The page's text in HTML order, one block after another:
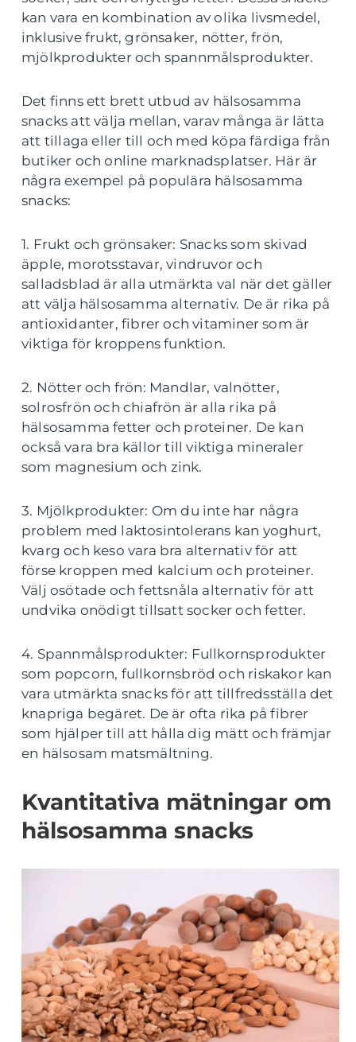
kan vara en kombination av olika livsmedel,
inklusive frukt, grönsaker, nötter, frön,
mjölkprodukter och spannmålsprodukter.
Det finns ett brett utbud av hälsosamma
snacks att välja mellan, varav många är lätta
att tillaga eller till och med köpa färdiga från
butiker och online marknadsplatser. Här är
några exempel på populära hälsosamma
snacks:
1. Frukt och grönsaker: Snacks som skivad
äpple, morotsstavar, vindruvor och
salladsblad är alla utmärkta val när det gäller
att välja hälsosamma alternativ. De är rika på
antioxidanter, fibrer och vitaminer som är
viktiga för kroppens funktion.
2. Nötter och frön: Mandlar, valnötter,
solrosfrön och chiafrön är alla rika på
hälsosamma fetter och proteiner. De kan
också vara bra källor till viktiga mineraler
som magnesium och zink.
3. Mjölkprodukter: Om du inte har några
problem med laktosintolerans kan yoghurt,
kvarg och keso vara bra alternativ för att
förse kroppen med kalcium och proteiner.
Välj osötade och fettsnåla alternativ för att
undvika onödigt tillsatt socker och fetter.
4. Spannmålsprodukter: Fullkornsprodukter
som popcorn, fullkornsbröd och riskakor kan
vara utmärkta snacks för att tillfredsställa det
knapriga begäret. De är ofta rika på fibrer
som hjälper till att hålla dig mätt och främjar
en hälsosam matsmältning.
Kvantitativa mätningar om
hälsosamma snacks